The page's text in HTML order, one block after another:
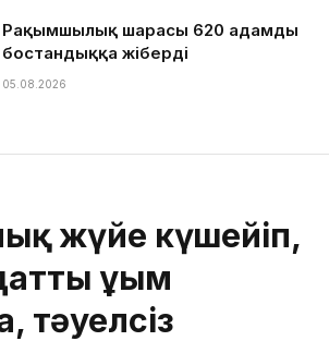
Рақымшылық шарасы 620 адамды
бостандыққа жіберді
05.08.2026
жүйе күшейіп,
ұғым
тәуелсіз